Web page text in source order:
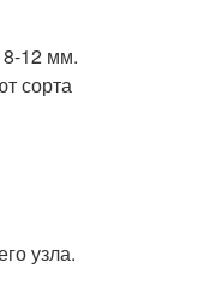
8-12 мм.
сорта
узла.